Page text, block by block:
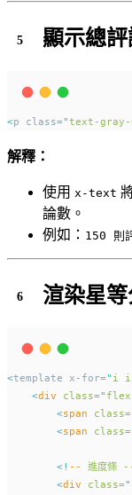
顯示總
<p class="text-gray-
解釋：
使用 x-text
論數。
例如： 150 則
渲染星
<template x-for=" i
<div class=" flex
<span class=
<span class=
<! -- 進度條
<div class="